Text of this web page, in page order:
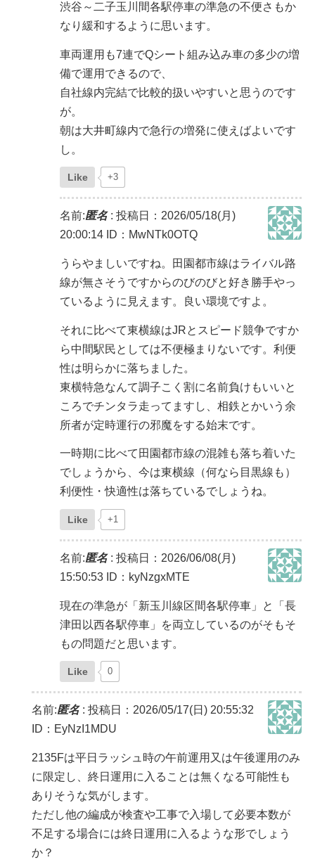
渋谷～二子玉川間各駅停車の準急の不便さもか
なり緩和するように思います。
車両運用も7連でQシート組み込み車の多少の増
備で運用できるので、
自社線内完結で比較的扱いやすいと思うのです
が。
朝は大井町線内で急行の増発に使えばよいです
し。
Like +3
名前:匿名: 投稿日：2026/05/18(月)
20:00:14 ID：MwNTk0OTQ
うらやましいですね。田園都市線はライバル路
線が無さそうですからのびのびと好き勝手やっ
ているように見えます。良い環境ですよ。
それに比べて東横線はJRとスピード競争ですか
ら中間駅民としては不便極まりないです。利便
性は明らかに落ちました。
東横特急なんて調子こく割に名前負けもいいと
ころでチンタラ走ってますし、相鉄とかいう余
所者が定時運行の邪魔をする始末です。
一時期に比べて田園都市線の混雑も落ち着いた
でしょうから、今は東横線（何なら目黒線も）
利便性・快適性は落ちているでしょうね。
Like +1
名前:匿名: 投稿日：2026/06/08(月)
15:50:53 ID：kyNzgxMTE
現在の準急が「新玉川線区間各駅停車」と「長
津田以西各駅停車」を両立しているのがそもそ
もの問題だと思います。
Like 0
名前:匿名: 投稿日：2026/05/17(日) 20:55:32
ID：EyNzI1MDU
2135Fは平日ラッシュ時の午前運用又は午後運用のみ
に限定し、終日運用に入ることは無くなる可能性も
ありそうな気がします。
ただし他の編成が検査や工事で入場して必要本数が
不足する場合には終日運用に入るような形でしょう
か？